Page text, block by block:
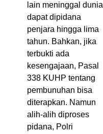
lain meninggal dunia
dapat dipidana
penjara hingga lima
tahun. Bahkan, jika
terbukti ada
kesengajaan, Pasal
338 KUHP tentang
pembunuhan bisa
diterapkan. Namun
alih-alih diproses
pidana, Polri